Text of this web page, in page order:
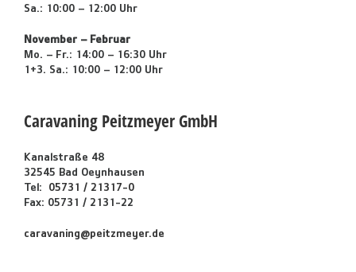
Sa.: 10:00 – 12:00 Uhr
November – Februar
Mo. – Fr.: 14:00 – 16:30 Uhr
1+3. Sa.: 10:00 – 12:00 Uhr
Caravaning Peitzmeyer GmbH
Kanalstraße 48
32545 Bad Oeynhausen
Tel:
05731 / 21317-0
Fax: 05731 / 2131-22
caravaning@peitzmeyer.de